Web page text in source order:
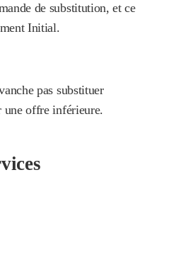
de substitution, et ce
Initial.
pas substituer
une offre inférieure.